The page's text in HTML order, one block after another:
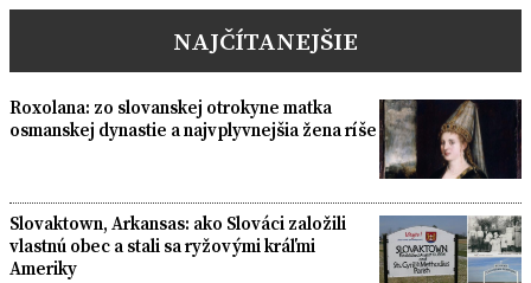
NAJČÍTANEJŠIE
Roxolana: zo slovanskej otrokyne matka
osmanskej dynastie a najvplyvnejšia žena ríše
Slovaktown, Arkansas: ako Slováci založili
vlastnú obec a stali sa ryžovými kráľmi
Ameriky